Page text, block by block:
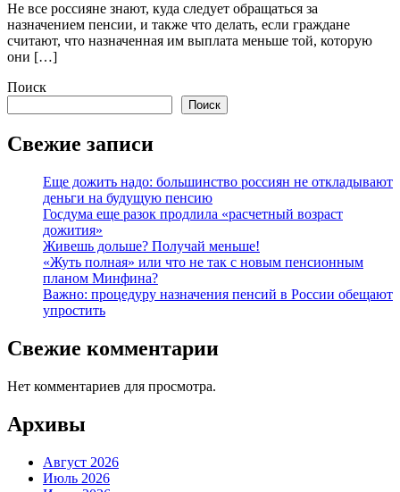
Не все россияне знают, куда следует обращаться за
назначением пенсии, и также что делать, если граждане
считают, что назначенная им выплата меньше той, которую
они […]
Поиск
Поиск
Свежие записи
Еще дожить надо: большинство россиян не откладывают
деньги на будущую пенсию
Госдума еще разок продлила «расчетный возраст
дожития»
Живешь дольше? Получай меньше!
«Жуть полная» или что не так с новым пенсионным
планом Минфина?
Важно: процедуру назначения пенсий в России обещают
упростить
Свежие комментарии
Нет комментариев для просмотра.
Архивы
Август 2026
Июль 2026